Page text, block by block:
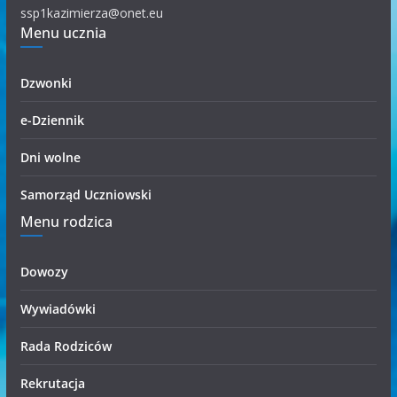
r
i
i
ssp1kazimierza@onet.eu
Menu ucznia
Dzwonki
e-Dziennik
Dni wolne
Samorząd Uczniowski
Menu rodzica
Dowozy
Wywiadówki
Rada Rodziców
Rekrutacja